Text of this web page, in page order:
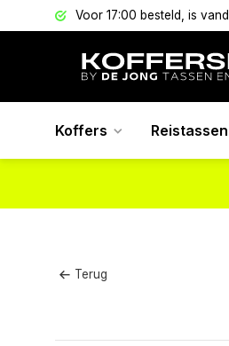
Voor 17:00 besteld, is
Koffers Reistassen
Terug